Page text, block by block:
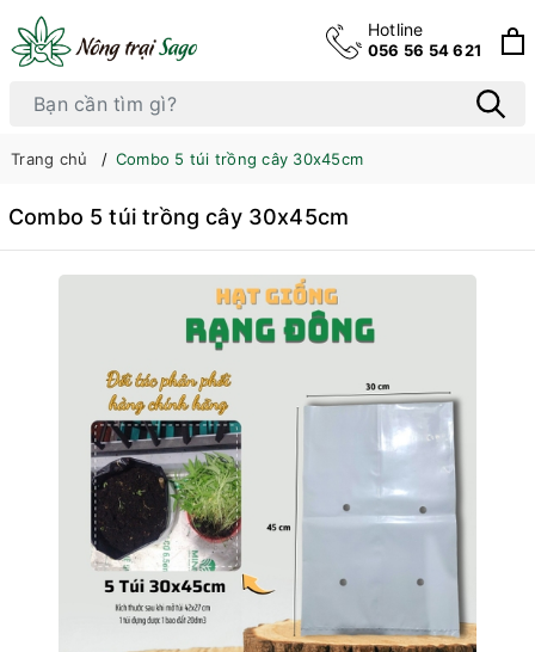
Hotline
056 56 54 621
Trang chủ Combo 5 túi trồng cây 30x45cm
Combo 5 túi trồng cây 30x45cm